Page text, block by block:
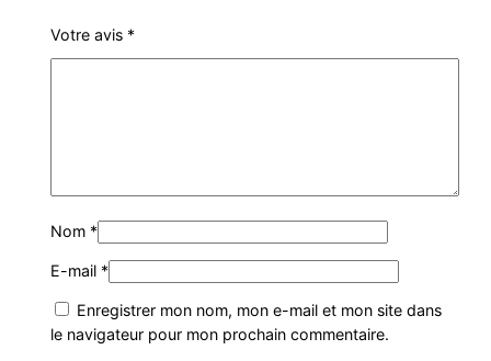
Votre avis *
Nom *
E-mail *
Enregistrer mon nom, mon e-mail et mon site dans
le navigateur pour mon prochain commentaire.